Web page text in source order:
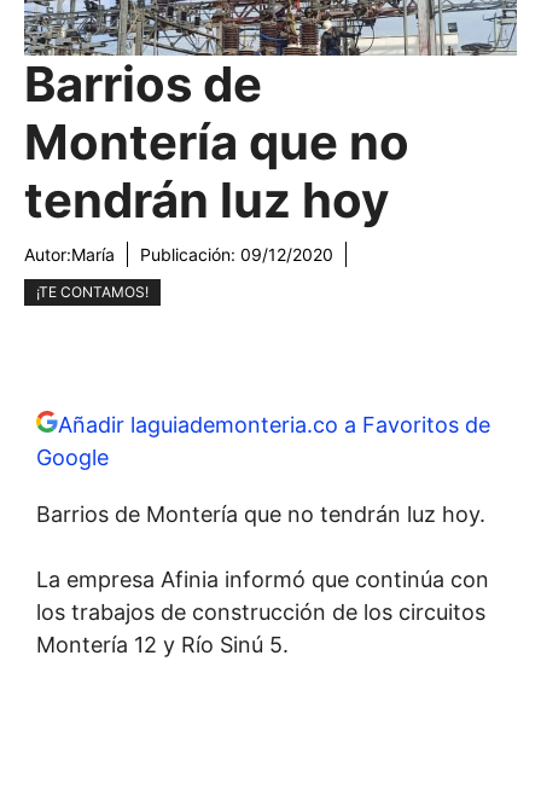
Barrios de
Montería que no
tendrán luz hoy
Autor:María Publicación: 09/12/2020
¡TE CONTAMOS!
Añadir laguiademonteria.co a Favoritos de
Google
Barrios de Montería que no tendrán luz hoy.
La empresa Afinia informó que continúa con
los trabajos de construcción de los circuitos
Montería 12 y Río Sinú 5.